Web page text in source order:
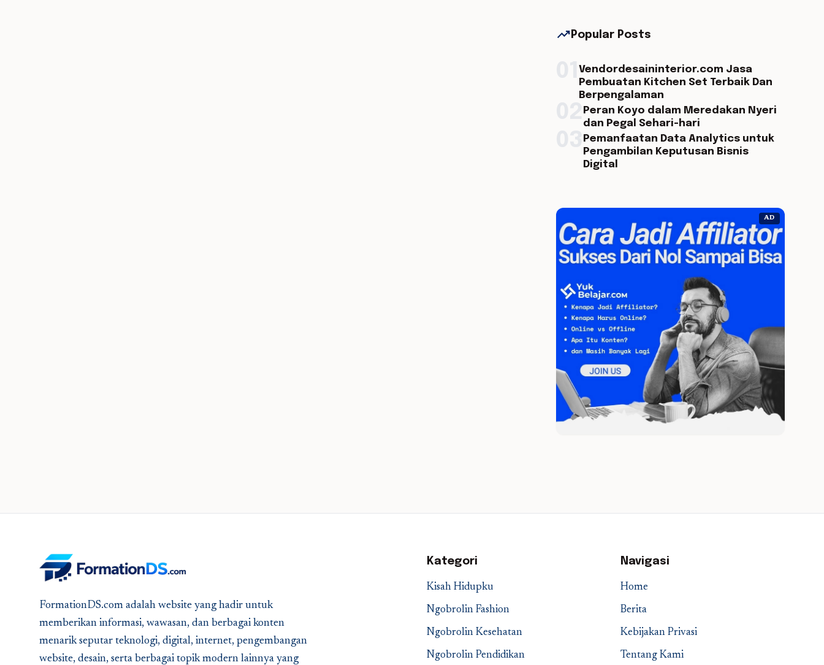
trending_up Popular Posts
Vendordesaininterior.com Jasa
Pembuatan Kitchen Set Terbaik Dan
Berpengalaman
Peran Koyo dalam Meredakan Nyeri
dan Pegal Sehari-hari
Pemanfaatan Data Analytics untuk
Pengambilan Keputusan Bisnis
Digital
AD
FormationDS.com adalah website yang hadir untuk
memberikan informasi, wawasan, dan berbagai konten
menarik seputar teknologi, digital, internet, pengembangan
website, desain, serta berbagai topik modern lainnya yang
Kategori
Kisah Hidupku
Ngobrolin Fashion
Ngobrolin Kesehatan
Ngobrolin Pendidikan
Navigasi
Home
Berita
Kebijakan Privasi
Tentang Kami